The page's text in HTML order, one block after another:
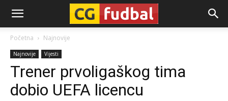
CG-
Fudbal
Početna Najnovije
Najnovije Vijesti
Trener prvoligaškog tima
dobio UEFA licencu